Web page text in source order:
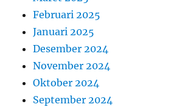
Februari 2025
Januari 2025
Desember 2024
November 2024
Oktober 2024
September 2024